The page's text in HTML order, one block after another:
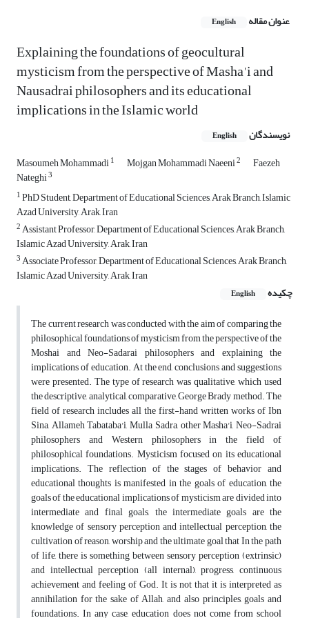
عنوان مقاله English
Explaining the foundations of geocultural
mysticism from the perspective of Masha'i and
Nausadrai philosophers and its educational
implications in the Islamic world
نویسندگان English
Masoumeh Mohammadi1 Mojgan Mohammadi Naeeni2 Faezeh
Nateghi3
1PhD Student, Department of Educational Sciences, Arak Branch, Islamic
Azad University, Arak, Iran
2Assistant Professor, Department of Educational Sciences, Arak Branch,
Islamic Azad University, Arak, Iran
3Associate Professor, Department of Educational Sciences, Arak Branch,
Islamic Azad University, Arak, Iran
چکیده
English
The current research was conducted with the aim of comparing the
philosophical foundations of mysticism from the perspective of the
Moshai and Neo-Sadarai philosophers and explaining the
implications of education. At the end, conclusions and suggestions
were presented. The type of research was qualitative, which used
the descriptive, analytical, comparative, George Brady method. The
field of research includes all the first-hand written works of Ibn
Sina, Allameh Tabataba'i, Mulla Sadra, other Masha'i, Neo-Sadrai
philosophers and Western philosophers in the field of
philosophical foundations. Mysticism focused on its educational
implications. The reflection of the stages of behavior and
educational thoughts is manifested in the goals of education, the
goals of the educational implications of mysticism are divided into
intermediate and final goals, the intermediate goals are the
knowledge of sensory perception and intellectual perception, the
cultivation of reason, worship and the ultimate goal that In the path
of life, there is something between sensory perception (extrinsic)
and intellectual perception (all internal), progress, continuous
achievement and feeling of God. It is not that it is interpreted as
annihilation for the sake of Allah, and also principles, goals and
foundations. In any case, education does not come from school